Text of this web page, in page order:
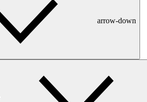
arrow-down